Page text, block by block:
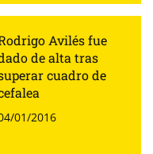
Avilés fue
de alta tras
cuadro de
01/2016